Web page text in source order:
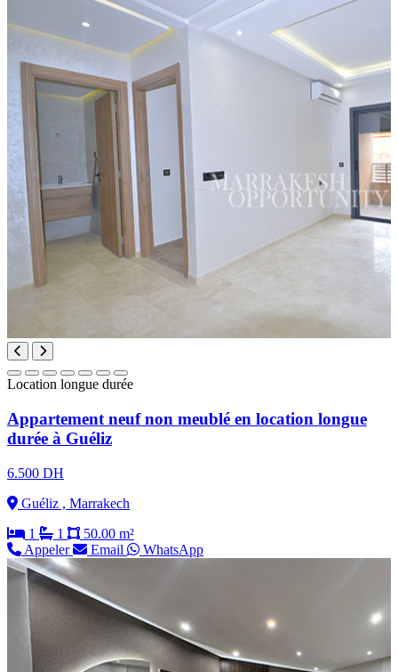
Location longue durée
Appartement neuf non meublé en location longue
durée à Guéliz
6.500 DH
Guéliz , Marrakech
1
1
50.00 m²
Appeler
Email WhatsApp